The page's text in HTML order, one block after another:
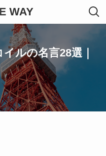
WAY
ルの名言28選｜